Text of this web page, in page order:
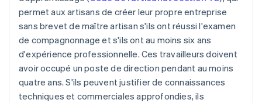
permet aux artisans de créer leur propre entreprise
sans brevet de maître artisan s'ils ont réussi l'examen
de compagnonnage et s'ils ont au moins six ans
d'expérience professionnelle. Ces travailleurs doivent
avoir occupé un poste de direction pendant au moins
quatre ans. S'ils peuvent justifier de connaissances
techniques et commerciales approfondies, ils